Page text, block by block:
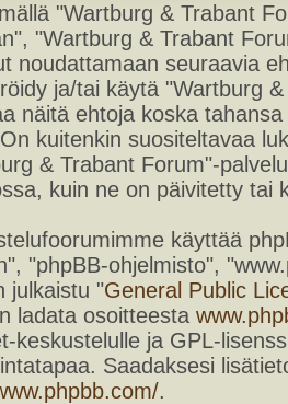
"Wartburg & Trabant
"Wartburg & Trabant
noudattamaan seuraavia
ja/tai käytä "Wartburg
näitä ehtoja koska
kuitenkin suositeltavaa
& Trabant Forum"-
kuin ne on päivitetty tai
käyttää
"phpBB-ohjelmisto",
julkaistu "General Public
ladata osoitteesta
keskustelulle ja GPL-
Saadaksesi
.